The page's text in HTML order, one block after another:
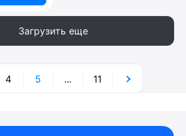
Загрузить еще
4 5 ... 11